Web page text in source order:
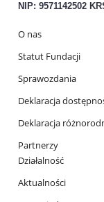
NIP: 9571142502
O nas
Statut Fundacji
Sprawozdania
Deklaracja
Deklaracja
Partnerzy
Działalność
Aktualności